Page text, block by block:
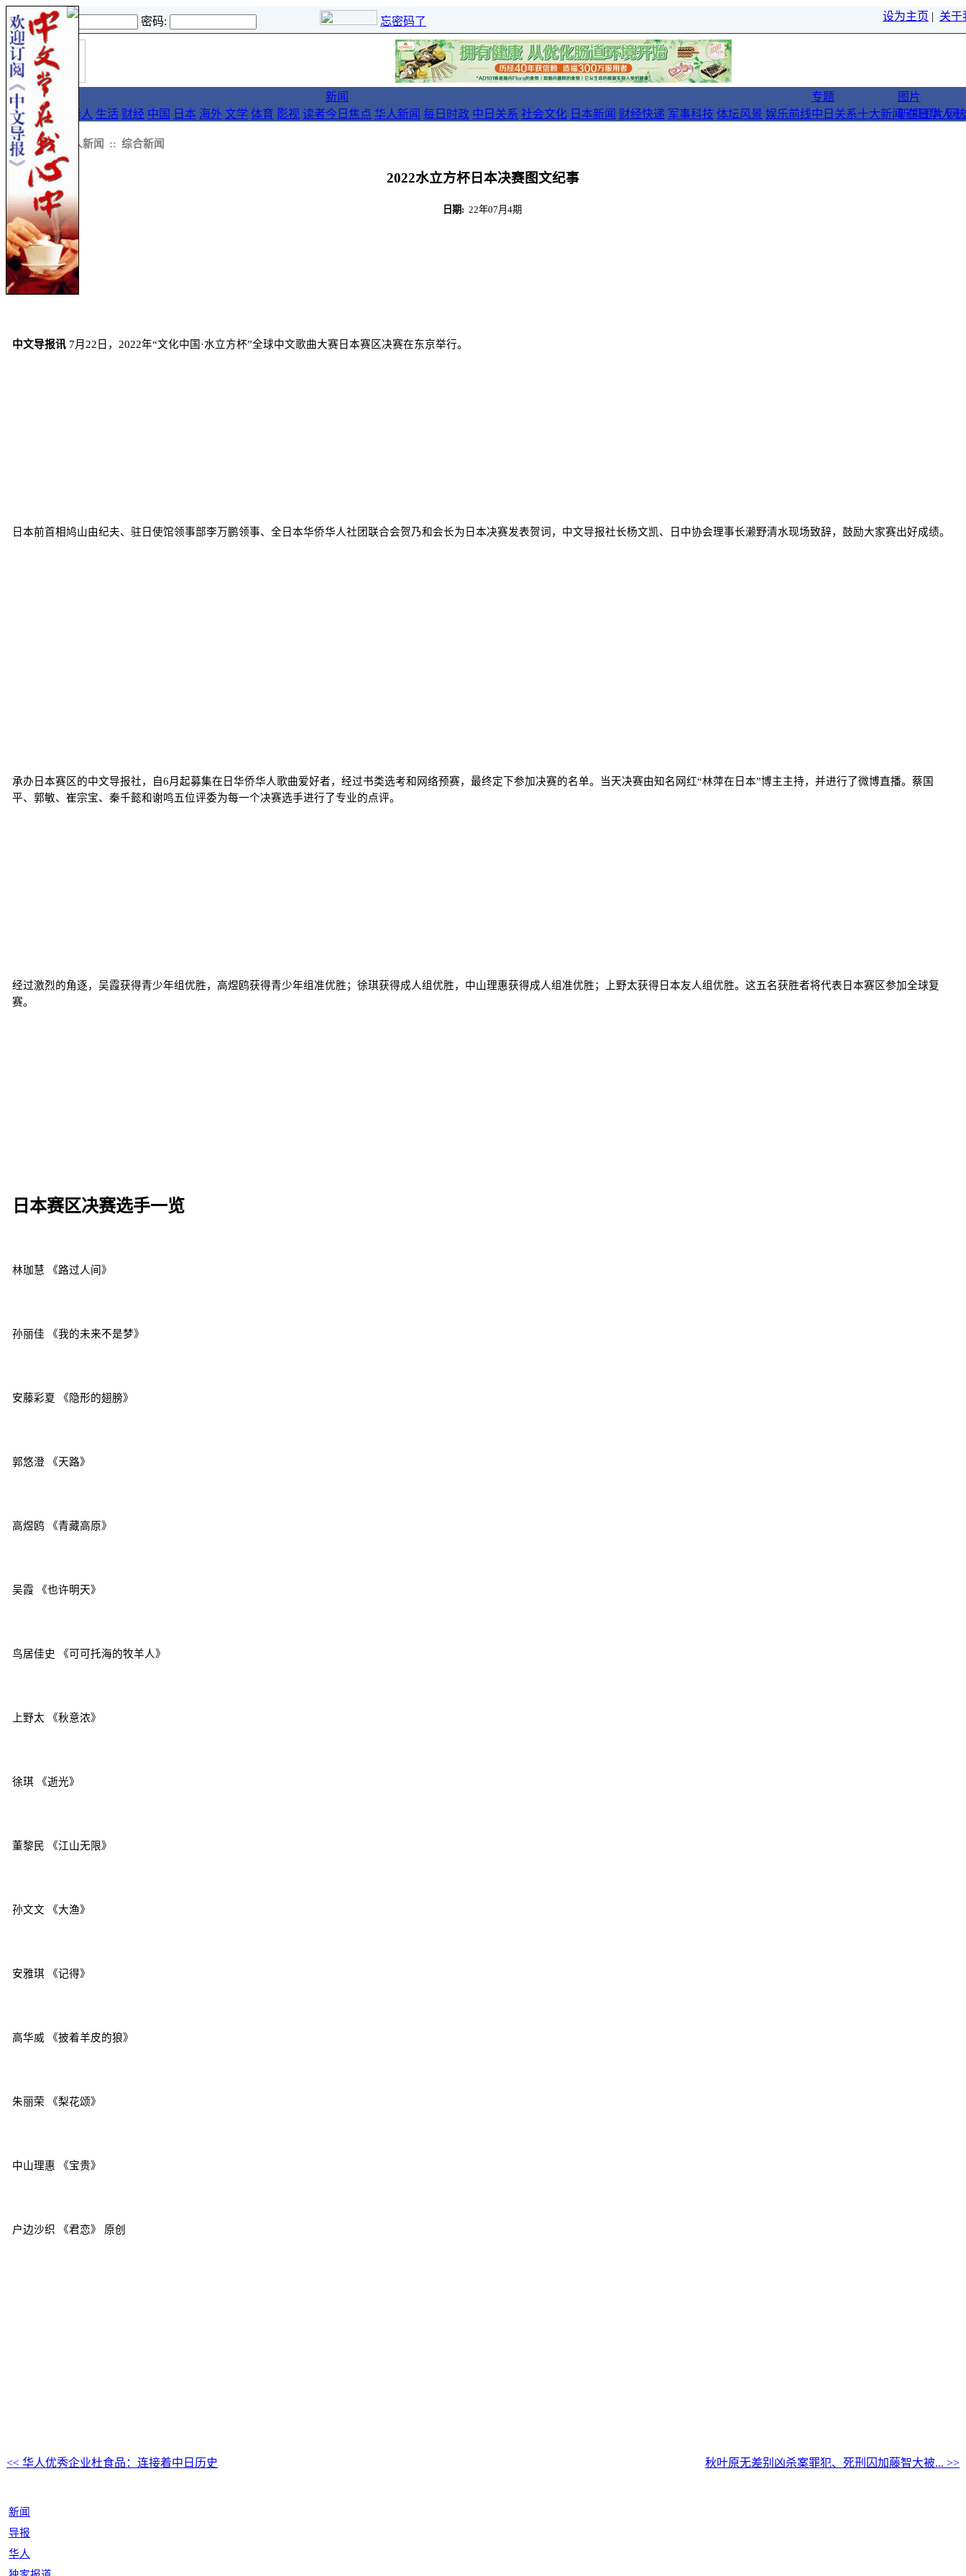
登录名: 密码: 忘密码了 设为主页 | 关于
首
页
导报
要闻 论坛 华人 生活 财经 中国 日本 海外 文学 体育 影视 读者
新闻
今日焦点 华人新闻 每日时政 中日关系 社会文化 日本新闻 财经快递 军事科技 体坛风景 娱乐前线
专题
中日关系十大新闻 在日华人
图片
新闻图片 网
::新闻:: 华人新闻 :: 综合新闻
2022水立方杯日本决赛图文纪事
日期: 22年07月4期
中文导报讯 7月22日，2022年“文化中国·水立方杯”全球中文歌曲大赛日本赛区决赛在东京举行。
日本前首相鸠山由纪夫、驻日使馆领事部李万鹏领事、全日本华侨华人社团联合会贺乃和会长为日本决赛发表贺词，中文导报社长杨文凯、日中协会理事长濑野清水现场致辞，鼓励大家赛出好成绩。
承办日本赛区的中文导报社，自6月起募集在日华侨华人歌曲爱好者，经过书类选考和网络预赛，最终定下参加决赛的名单。当天决赛由知名网红“林萍在日本”博主主持，并进行了微博直播。蔡国
平、郭敏、崔宗宝、秦千懿和谢鸣五位评委为每一个决赛选手进行了专业的点评。
经过激烈的角逐，吴霞获得青少年组优胜，高煜鸥获得青少年组准优胜；徐琪获得成人组优胜，中山理惠获得成人组准优胜；上野太获得日本友人组优胜。这五名获胜者将代表日本赛区参加全球复
赛。
日本赛区决赛选手一览
林珈慧 《路过人间》
孙丽佳 《我的未来不是梦》
安藤彩夏 《隐形的翅膀》
郭悠澄 《天路》
高煜鸥 《青藏高原》
吴霞 《也许明天》
鸟居佳史 《可可托海的牧羊人》
上野太 《秋意浓》
徐琪 《逝光》
董黎民 《江山无限》
孙文文 《大渔》
安雅琪 《记得》
高华威 《披着羊皮的狼》
朱丽荣 《梨花颂》
中山理惠 《宝贵》
户边沙织 《君恋》 原创
<< 华人优秀企业杜食品：连接着中日历史 秋叶原无差别凶杀案罪犯、死刑囚加藤智大被... >>
新闻
导报
华人